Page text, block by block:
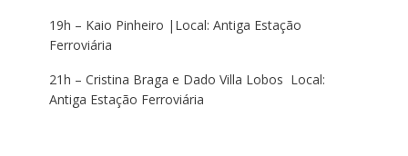
19h – Kaio Pinheiro |Local: Antiga Estação
Ferroviária
21h – Cristina Braga e Dado Villa Lobos Local:
Antiga Estação Ferroviária